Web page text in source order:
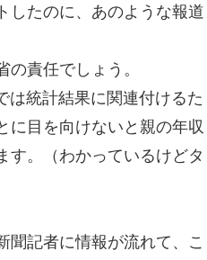
したのに、あのような報道
責任でしょう。
は統計結果に関連付けるた
に目を向けないと親の年収
す。（わかっているけどタ
記者に情報が流れて、こ